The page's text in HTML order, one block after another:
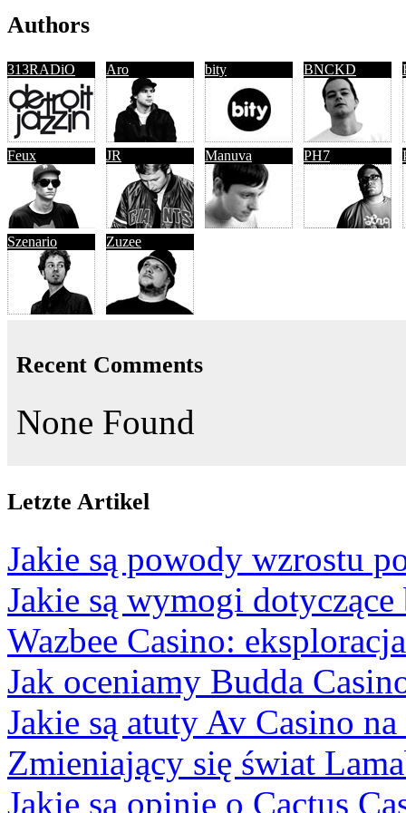
Authors
313RADiO Aro bity BNCKD
Feux JR Manuva PH7
Szenario Zuzee
Recent Comments
None Found
Letzte Artikel
Jakie są powody wzrostu
Jakie są wymogi
Wazbee Casino:
Jak oceniamy Budda
Jakie są atuty Av Casino
Zmieniający się świat
Jakie są opinie o Cactus